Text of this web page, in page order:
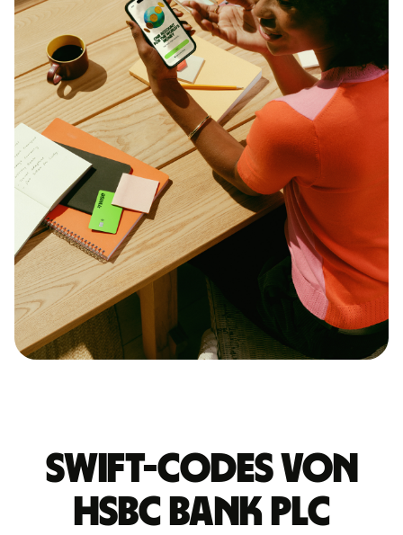
Swift-Codes von
HSBC BANK PLC